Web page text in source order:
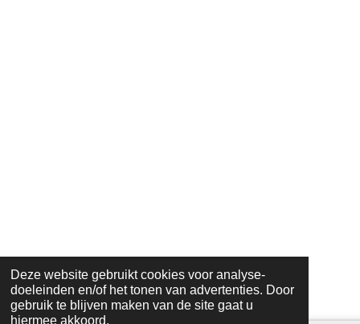
Deze website gebruikt cookies voor analyse-
doeleinden en/of het tonen van advertenties. Door
gebruik te blijven maken van de site gaat u
hiermee akkoord.